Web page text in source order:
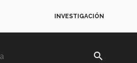
INVESTIGACIÓN
search